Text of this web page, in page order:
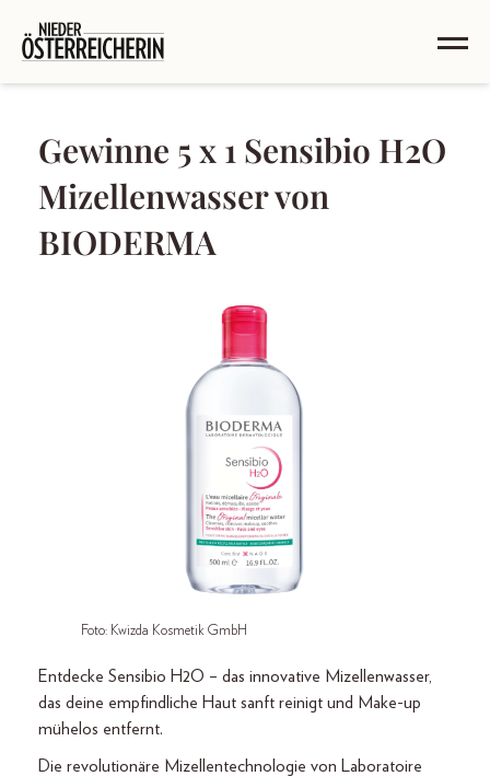
Gewinne 5 x 1 Sensibio H2O
Mizellenwasser von
BIODERMA
Foto: Kwizda Kosmetik GmbH
Entdecke Sensibio H2O – das innovative Mizellenwasser,
das deine empfindliche Haut sanft reinigt und Make-up
mühelos entfernt.
Die revolutionäre Mizellentechnologie von Laboratoire